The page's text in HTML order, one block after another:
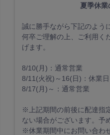
夏季休
誠に勝手ながら下記のよう
何卒ご理解の上、ご利用く
げます。
8/10(月)：通常営業
8/11(火祝)～16(日)：休業日
8/17(月)～：通常営業
※上記期間の前後に配達指
ない場合がございます。予
※休業期間中にお問い合わ